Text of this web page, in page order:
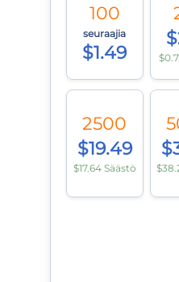
100
seuraajia
$1.49
2500
$19.49
$17.64 Säästö